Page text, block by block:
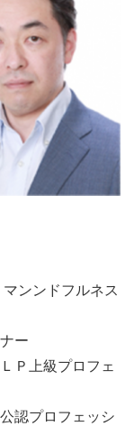
ンンドフルネス
ー
Ｐ上級プロフェ
認プロフェッシ